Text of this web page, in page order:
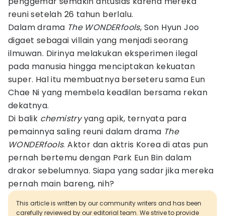
reuni setelah 26 tahun berlalu.
Dalam drama The WONDERfools, Son Hyun Joo
digaet sebagai villain yang menjadi seorang
ilmuwan. Dirinya melakukan eksperimen ilegal
pada manusia hingga menciptakan kekuatan
super. Hal itu membuatnya berseteru sama Eun
Chae Ni yang membela keadilan bersama rekan
dekatnya.
Di balik chemistryyang apik, ternyata para
pemainnya saling reuni dalam drama The
WONDERfools. Aktor dan aktris Korea di atas pun
pernah bertemu dengan Park Eun Bin dalam
drakor sebelumnya. Siapa yang sadar jika mereka
pernah main bareng, nih?
This article is written by our community writers and has been
carefully reviewed by our editorial team. We strive to provide